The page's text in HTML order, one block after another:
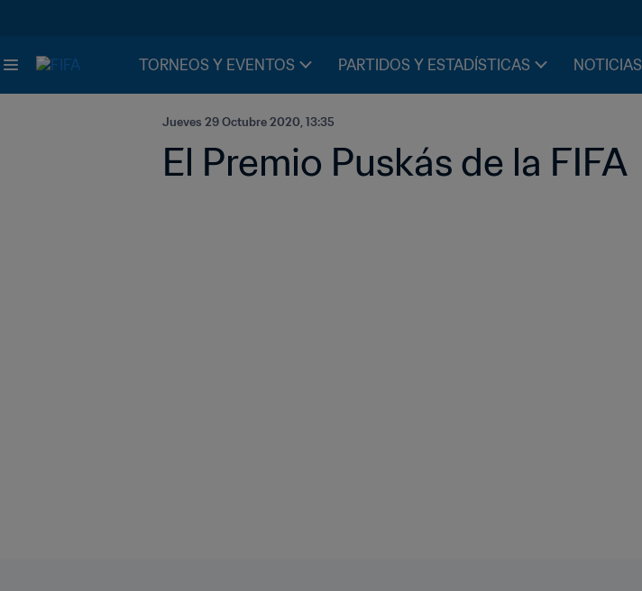
TORNEOS Y EVENTOS PARTIDOS Y ESTADÍSTICAS NOTICIAS
Jueves 29 Octubre 2020, 13:35
El Premio Puskás de la FIFA